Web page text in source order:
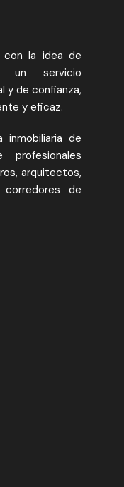
con la idea de
un servicio
y de confianza,
y eficaz.
inmobiliaria de
arquitectos,
de